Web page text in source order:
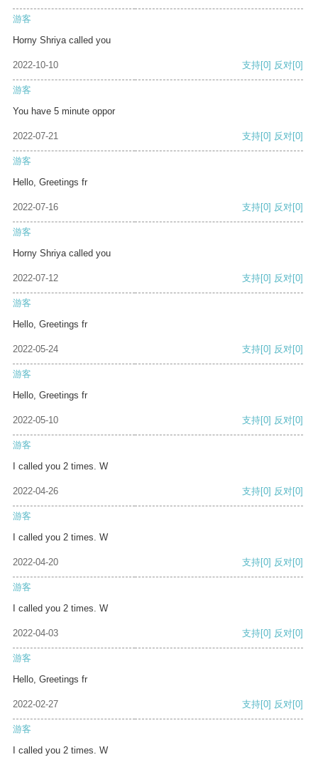
游客
Horny Shriya called you
2022-10-10 支持[0] 反对[0]
游客
You have 5 minute oppor
2022-07-21 支持[0] 反对[0]
游客
Hello, Greetings fr
2022-07-16 支持[0] 反对[0]
游客
Horny Shriya called you
2022-07-12 支持[0] 反对[0]
游客
Hello, Greetings fr
2022-05-24 支持[0] 反对[0]
游客
Hello, Greetings fr
2022-05-10 支持[0] 反对[0]
游客
I called you 2 times. W
2022-04-26 支持[0] 反对[0]
游客
I called you 2 times. W
2022-04-20 支持[0] 反对[0]
游客
I called you 2 times. W
2022-04-03 支持[0] 反对[0]
游客
Hello, Greetings fr
2022-02-27 支持[0] 反对[0]
游客
I called you 2 times. W